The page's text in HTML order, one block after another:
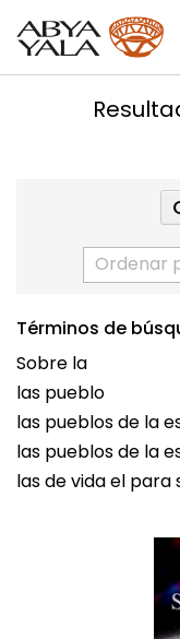
Ordenar
Términos de
Sobre la
las pueblo
las pueblos de la
las pueblos de la
las de vida el para